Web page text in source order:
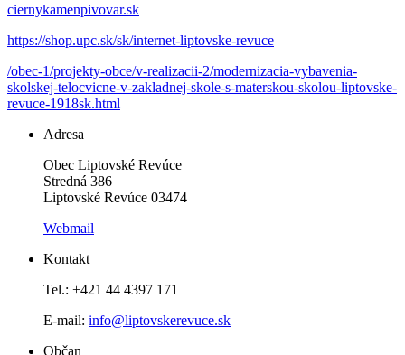
ciernykamenpivovar.sk
https://shop.upc.sk/sk/internet-liptovske-revuce
/obec-1/projekty-obce/v-realizacii-2/modernizacia-vybavenia-
skolskej-telocvicne-v-zakladnej-skole-s-materskou-skolou-liptovske-
revuce-1918sk.html
Adresa
Obec Liptovské Revúce
Stredná 386
Liptovské Revúce 03474
Webmail
Kontakt
Tel.: +421 44 4397 171
E-mail: info@liptovskerevuce.sk
Občan